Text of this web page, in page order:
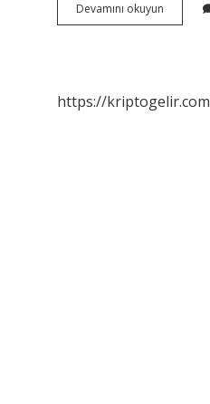
Devamını okuyun
Dr
https://kriptogelir.com